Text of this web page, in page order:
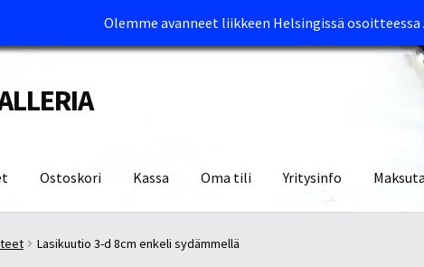
Olemme avanneet liikkeen Helsingissä
Ostoskori Kassa Oma tili Yritysinfo
ja Tärkeää tietää Myymälät Oma tili
Lasikuutio 3-d 8cm enkeli sydämmellä